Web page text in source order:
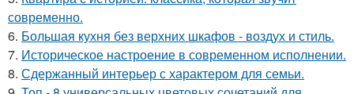
современно.
6. Большая кухня без верхних шкафов - воздух и стиль.
7. Историческое настроение в современном исполнении.
8. Сдержанный интерьер с характером для семьи.